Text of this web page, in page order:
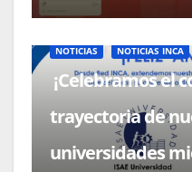
NOTICIAS NOTICIAS INCA
¡Celebramos el
trayectoria de
universidades